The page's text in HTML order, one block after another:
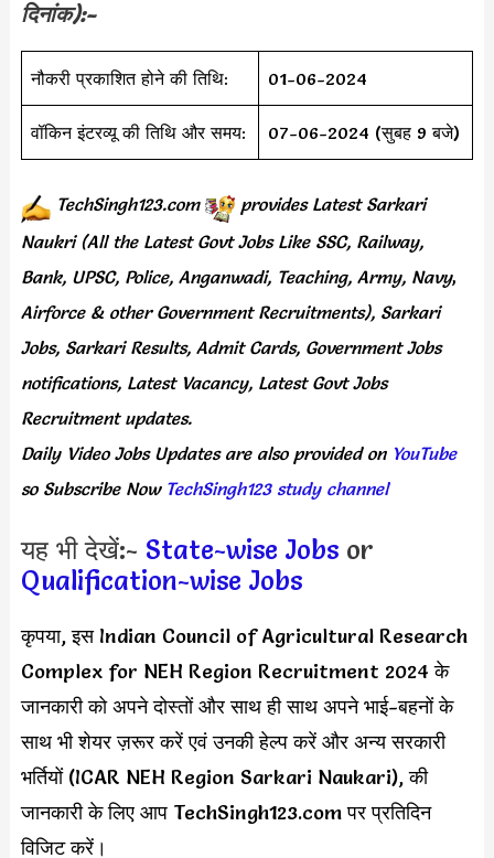
दिनांक):-
नौकरी प्रकाशित होने की तिथि: 01-06-2024
वॉकिन इंटरव्यू की तिथि और समय: 07-06-2024 (सुबह 9 बजे)
TechSingh123.com provides Latest Sarkari
Naukri (All the Latest Govt Jobs Like SSC, Railway,
Bank, UPSC, Police, Anganwadi, Teaching, Army, Navy,
Airforce & other Government Recruitments), Sarkari
Jobs, Sarkari Results, Admit Cards, Government Jobs
notifications, Latest Vacancy, Latest Govt Jobs
Recruitment updates.
Daily Video Jobs Updates are also provided onYouTube
so Subscribe Now TechSingh123 study channel
यह भी देखें:- State-wise Jobs or
Qualification-wise Jobs
कृपया, इस Indian Council of Agricultural Research
Complex for NEH Region Recruitment 2024 के
जानकारी को अपने दोस्तों और साथ ही साथ अपने भाई-बहनों के
साथ भी शेयर ज़रूर करें एवं उनकी हेल्प करें और अन्य सरकारी
भर्तियों (ICAR NEH Region Sarkari Naukari), की
जानकारी के लिए आप TechSingh123.com पर प्रतिदिन
विजिट करें।